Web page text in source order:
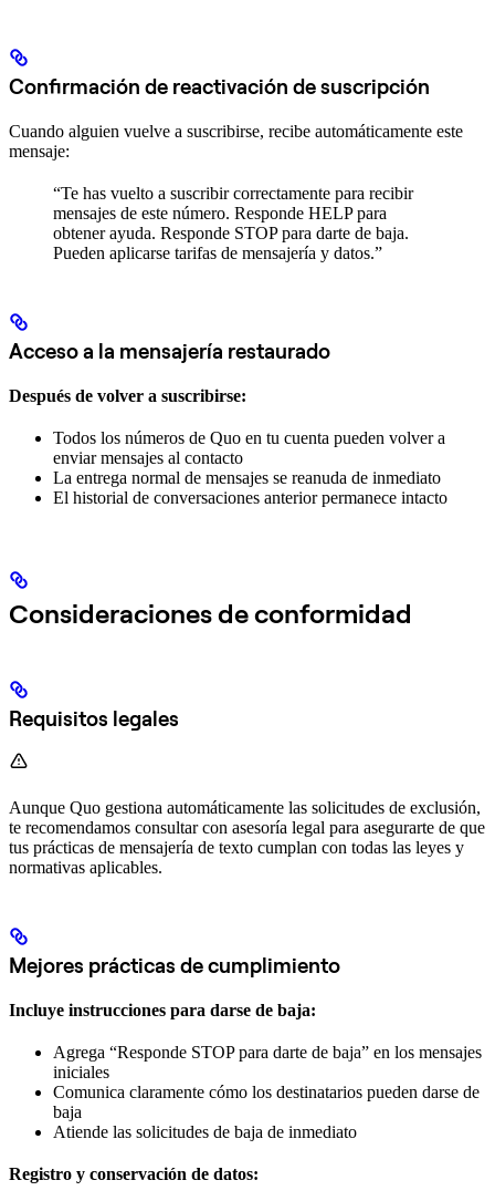
Confirmación de reactivación de suscripción
Cuando alguien vuelve a suscribirse, recibe automáticamente este
mensaje:
“Te has vuelto a suscribir correctamente para recibir
mensajes de este número. Responde HELP para
obtener ayuda. Responde STOP para darte de baja.
Pueden aplicarse tarifas de mensajería y datos.”
Acceso a la mensajería restaurado
Después de volver a suscribirse:
Todos los números de Quo en tu cuenta pueden volver a
enviar mensajes al contacto
La entrega normal de mensajes se reanuda de inmediato
El historial de conversaciones anterior permanece intacto
Consideraciones de conformidad
Requisitos legales
Aunque Quo gestiona automáticamente las solicitudes de exclusión,
te recomendamos consultar con asesoría legal para asegurarte de que
tus prácticas de mensajería de texto cumplan con todas las leyes y
normativas aplicables.
Mejores prácticas de cumplimiento
Incluye instrucciones para darse de baja:
Agrega “Responde STOP para darte de baja” en los mensajes
iniciales
Comunica claramente cómo los destinatarios pueden darse de
baja
Atiende las solicitudes de baja de inmediato
Registro y conservación de datos: